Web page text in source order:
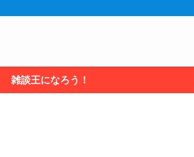
雑談王になろう！